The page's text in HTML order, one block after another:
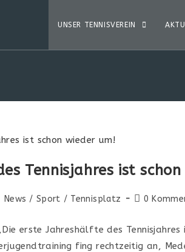
UNSER TENNISVEREIN
Tennisjahres ist
News / Sport / Tennisplatz 0
erste Jahreshälfte des
fing rechtzeitig an,